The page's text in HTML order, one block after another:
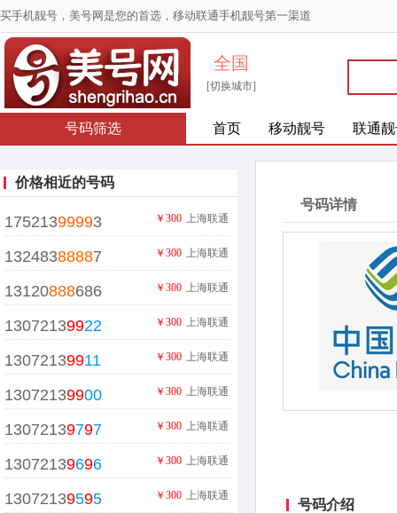
买手机靓号，美号网是您的首选，移动联通手机靓号第一渠道
全国
[切换城市]
号码筛选 首页 移动靓号 联通
价格相近的号码
17521399993 上海联通
￥300
13248388887 上海联通
￥300
13120888686 上海联通
￥300
13072139922 上海联通
￥300
13072139911 上海联通
￥300
13072139900 上海联通
￥300
13072139797 上海联通
￥300
13072139696 上海联通
￥300
13072139595 上海联通
￥300
号码详情
号码介绍